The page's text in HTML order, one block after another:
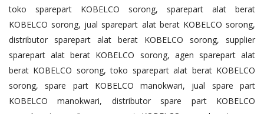
toko sparepart KOBELCO sorong, sparepart alat berat
KOBELCO sorong, jual sparepart alat berat KOBELCO sorong,
distributor sparepart alat berat KOBELCO sorong, supplier
sparepart alat berat KOBELCO sorong, agen sparepart alat
berat KOBELCO sorong, toko sparepart alat berat KOBELCO
sorong, spare part KOBELCO manokwari, jual spare part
KOBELCO manokwari, distributor spare part KOBELCO